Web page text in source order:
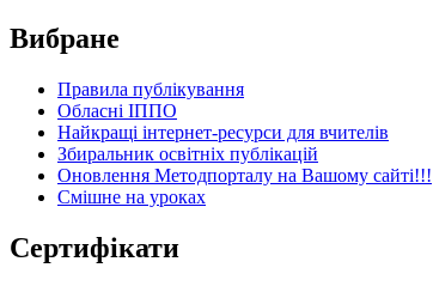
Вибране
Правила публікування
Обласні ІППО
Найкращі інтернет-ресурси для вчителів
Збиральник освітніх публікацій
Оновлення Методпорталу на Вашому сайті!!!
Cмішне на уроках
Сертифікати